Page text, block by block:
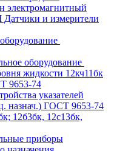
электромагнитный
и измерители
оборудование
жидкости 12кч11бк
9653-74
указателей
назнач.) ГОСТ 9653-74
12б3бк, 12с13бк,
приборы